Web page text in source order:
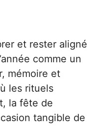
et rester aligné
comme un
mémoire et
les rituels
la fête de
tangible de